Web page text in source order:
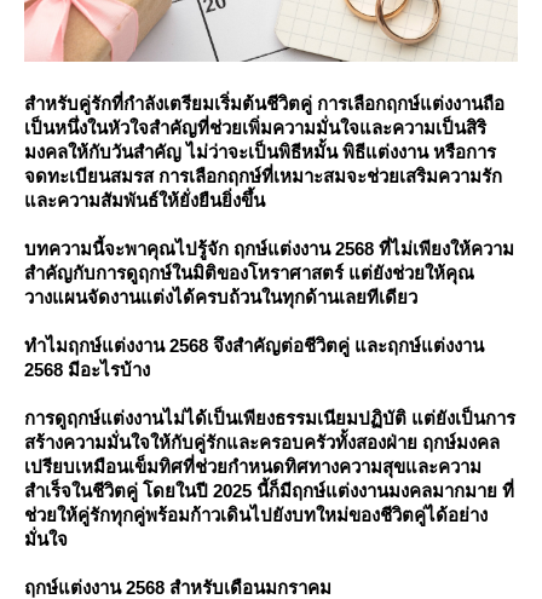
สำหรับคู่รักที่กำลังเตรียมเริ่มต้นชีวิตคู่ การเลือกฤกษ์แต่งงานถือ
เป็นหนึ่งในหัวใจสำคัญที่ช่วยเพิ่มความมั่นใจและความเป็นสิริ
มงคลให้กับวันสำคัญ ไม่ว่าจะเป็นพิธีหมั้น พิธีแต่งงาน หรือการ
จดทะเบียนสมรส การเลือกฤกษ์ที่เหมาะสมจะช่วยเสริมความรัก
ละความสัมพันธ์ให้ยั่งยืนยิ่งขึ้น
บทความนี้จะพาคุณไปรู้จัก ฤกษ์แต่งงาน 2568 ที่ไม่เพียงให้ความ
สำคัญกับการดูฤกษ์ในมิติของโหราศาสตร์ แต่ยังช่วยให้คุณ
วางแผนจัดงานแต่งได้ครบถ้วนในทุกด้านเลยทีเดียว
ทำไมฤกษ์แต่งงาน 2568 จึงสำคัญต่อชีวิตคู่ และฤกษ์แต่งงาน
2568 มีอะไรบ้าง
การดูฤกษ์แต่งงานไม่ได้เป็นเพียงธรรมเนียมปฏิบัติ แต่ยังเป็นการ
สร้างความมั่นใจให้กับคู่รักและครอบครัวทั้งสองฝ่าย ฤกษ์มงคล
เปรียบเหมือนเข็มทิศที่ช่วยกำหนดทิศทางความสุขและความ
สำเร็จในชีวิตคู่ โดยในปี 2025 นี้ก็มีฤกษ์แต่งงานมงคลมากมาย ที่
ช่วยให้คู่รักทุกคู่พร้อมก้าวเดินไปยังบทใหม่ของชีวิตคู่ได้อย่าง
มั่นใจ
ฤกษ์แต่งงาน 2568 สำหรับเดือนมกราคม